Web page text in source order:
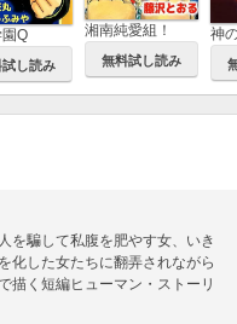
Q
試し読み
湘南純愛組！
無料試し読み
神
を騙して私腹を肥やす女、いき
した女たちに翻弄されながら
描く短編ヒューマン・ストーリ